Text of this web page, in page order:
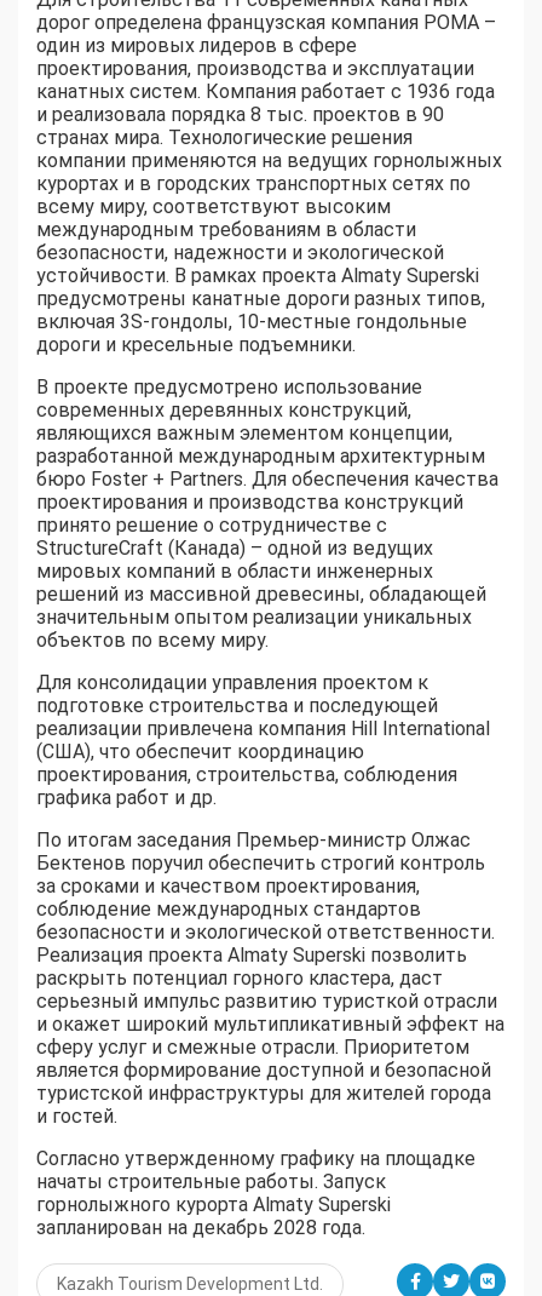
дорог определена французская компания POMA –
один из мировых лидеров в сфере
проектирования, производства и эксплуатации
канатных систем. Компания работает с 1936 года
и реализовала порядка 8 тыс. проектов в 90
странах мира. Технологические решения
компании применяются на ведущих горнолыжных
курортах и в городских транспортных сетях по
всему миру, соответствуют высоким
международным требованиям в области
безопасности, надежности и экологической
устойчивости. В рамках проекта Almaty Superski
предусмотрены канатные дороги разных типов,
включая 3S-гондолы, 10-местные гондольные
дороги и кресельные подъемники.
В проекте предусмотрено использование
современных деревянных конструкций,
являющихся важным элементом концепции,
разработанной международным архитектурным
бюро Foster + Partners. Для обеспечения качества
проектирования и производства конструкций
принято решение о сотрудничестве с
StructureCraft (Канада) – одной из ведущих
мировых компаний в области инженерных
решений из массивной древесины, обладающей
значительным опытом реализации уникальных
объектов по всему миру.
Для консолидации управления проектом к
подготовке строительства и последующей
реализации привлечена компания Hill International
(США), что обеспечит координацию
проектирования, строительства, соблюдения
графика работ и др.
По итогам заседания Премьер-министр Олжас
Бектенов поручил обеспечить строгий контроль
за сроками и качеством проектирования,
соблюдение международных стандартов
безопасности и экологической ответственности.
Реализация проекта Almaty Superski позволить
раскрыть потенциал горного кластера, даст
серьезный импульс развитию туристкой отрасли
и окажет широкий мультипликативный эффект на
сферу услуг и смежные отрасли. Приоритетом
является формирование доступной и безопасной
туристской инфраструктуры для жителей города
и гостей.
Согласно утвержденному графику на площадке
начаты строительные работы. Запуск
горнолыжного курорта Almaty Superski
запланирован на декабрь 2028 года.
Kazakh Tourism Development Ltd.